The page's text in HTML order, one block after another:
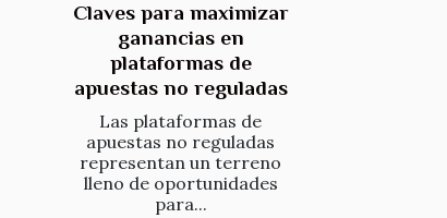
Claves para maximizar
ganancias en
plataformas de
apuestas no reguladas
Las plataformas de
apuestas no reguladas
representan un terreno
lleno de oportunidades
para...